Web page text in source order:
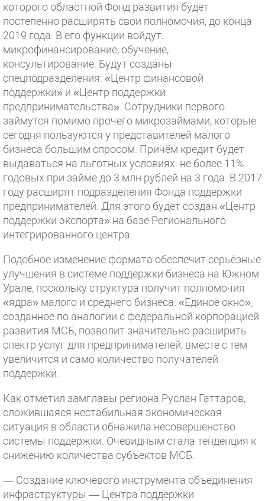
которого областной Фонд развития будет
постепенно расширять свои полномочия, до конца
2019 года. В его функции войдут:
микрофинансирование, обучение,
консультирование. Будут созданы
спецподразделения: «Центр финансовой
поддержки» и «Центр поддержки
предпринимательства». Сотрудники первого
займутся помимо прочего микрозаймами, которые
сегодня пользуются у представителей малого
бизнеса большим спросом. Причём кредит будет
выдаваться на льготных условиях: не более 11%
годовых при займе до 3 млн рублей на 3 года. В 2017
году расширят подразделения Фонда поддержки
предпринимателей. Для этого будет создан «Центр
поддержки экспорта» на базе Регионального
интегрированного центра.
Подобное изменение формата обеспечит серьёзные
улучшения в системе поддержки бизнеса на Южном
Урале, поскольку структура получит полномочия
«ядра» малого и среднего бизнеса. «Единое окно»,
созданное по аналогии с федеральной корпорацией
развития МСБ, позволит значительно расширить
спектр услуг для предпринимателей, вместе с тем
увеличится и само количество получателей
поддержки.
Как отметил замглавы региона Руслан Гаттаров,
сложившаяся нестабильная экономическая
ситуация в области обнажила несовершенство
системы поддержки. Очевидным стала тенденция к
снижению количества субъектов МСБ.
— Создание ключевого инструмента объединения
инфраструктуры — Центра поддержки